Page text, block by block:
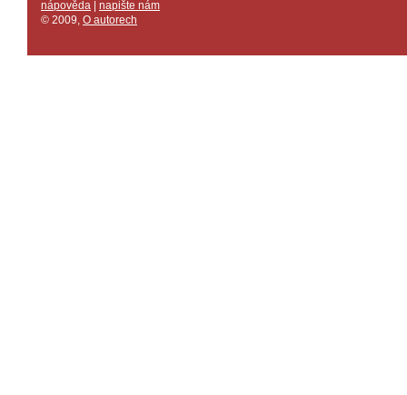
nápověda
napište nám
© 2009, O autorech